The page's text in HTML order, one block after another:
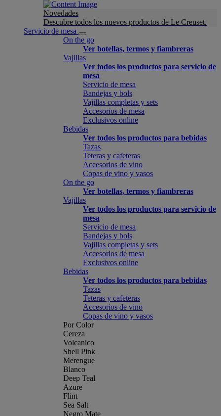
Novedades
Descubre todos los nuevos productos de Le Creuset.
Servicio de mesa
On the go
Ver botellas, termos y fiambreras
Vajillas
Ver todos los productos para servicio de
mesa
Servicio de mesa
Bandejas y bols
Vajillas completas y sets
Accesorios de mesa
Exclusivos online
Bebidas
Ver todos los productos para bebidas
Tazas
Teteras y cafeteras
Accesorios de vino
Copas de vino y vasos
On the go
Ver botellas, termos y fiambreras
Vajillas
Ver todos los productos para servicio de
mesa
Servicio de mesa
Bandejas y bols
Vajillas completas y sets
Accesorios de mesa
Exclusivos online
Bebidas
Ver todos los productos para bebidas
Tazas
Teteras y cafeteras
Accesorios de vino
Copas de vino y vasos
Por Color
Cereza
Volcanico
Shell Pink
Merengue
Blanco
Deep Teal
Azure
Flint
Sea Salt
Negro Mate